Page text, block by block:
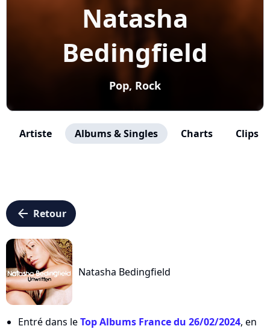
Natasha
Bedingfield
Pop, Rock
Artiste Albums & Singles Charts Clips
arrow_left Retour
Natasha Bedingfield
Entré dans leTop Albums France du 26/02/2024, en